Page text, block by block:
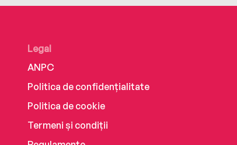
Legal
ANPC
Politica de confidențialitate
Politica de cookie
Termeni și condiții